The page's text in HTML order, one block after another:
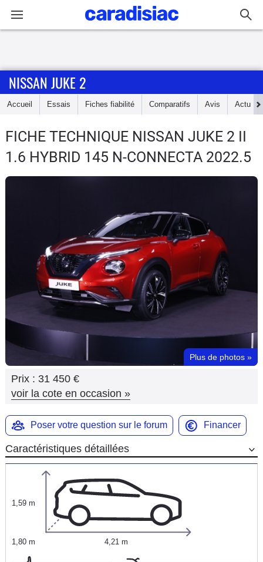
Accueil
Essais
Guide
Utilitaires
Flottes
Auto
Services
Forum
Moto
Marques
NISSAN JUKE 2
Accueil Essais Fiches fiabilité Comparatifs Avis Actu
FICHE TECHNIQUE NISSAN JUKE 2 II
1.6 HYBRID 145 N-CONNECTA 2022.5
Plus de photos »
Prix : 31 450 €
voir la cote en occasion »
Poser votre question sur le forum Financer
Caractéristiques détaillées
1,59 m
1,80 m 4,21 m